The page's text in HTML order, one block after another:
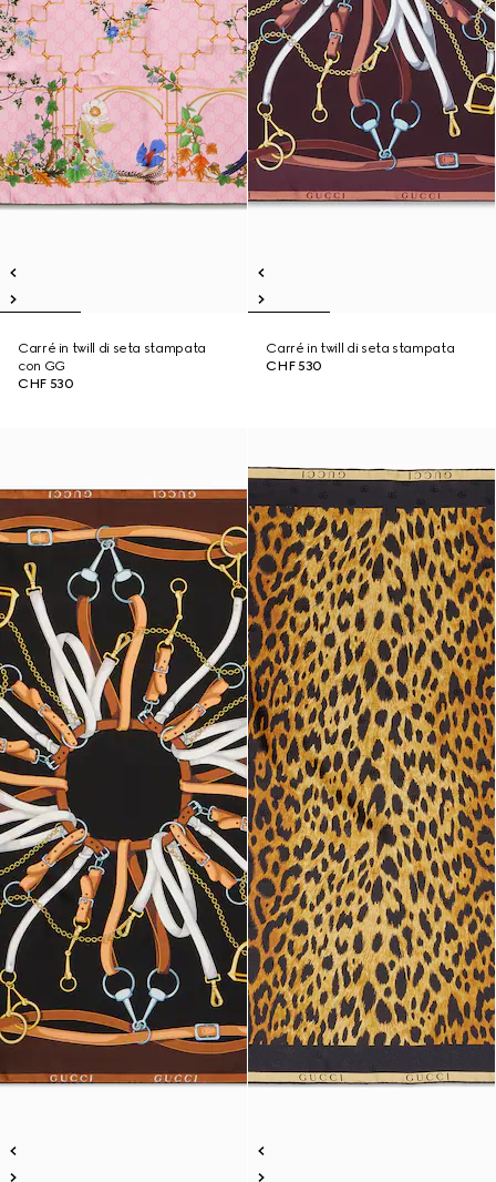
Carré in twill di seta stampata
con GG
CHF 530
Carré in twill di seta stampata
CHF 530